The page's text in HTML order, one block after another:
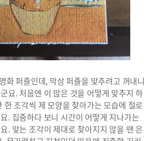
화 퍼즐인데, 막상 퍼즐을 맞추려고 꺼내니
요. 처음엔 이 많은 것을 어떻게 맞추지 하
한 조각씩 제 모양을 찾아가는 모습에 절로
. 집중하다 보니 시간이 어떻게 지나가는
. 맞는 조각이 제대로 찾아지지 않을 땐 은